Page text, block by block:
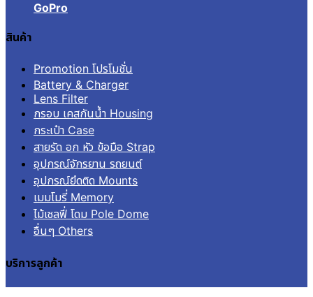
GoPro
สินค้า
Promotion โปรโมชั่น
Battery & Charger
Lens Filter
กรอบ เคสกันน้ำ Housing
กระเป๋า Case
สายรัด อก หัว ข้อมือ Strap
อุปกรณ์จักรยาน รถยนต์
อุปกรณ์ยึดติด Mounts
เมมโมรี่ Memory
ไม้เซลฟี่ โดม Pole Dome
อื่นๆ Others
บริการลูกค้า